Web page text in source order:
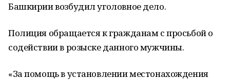
Башкирии возбудил уголовное дело.
Полиция обращается к гражданам с просьбой о
содействии в розыске данного мужчины.
«За помощь в установлении местонахождения